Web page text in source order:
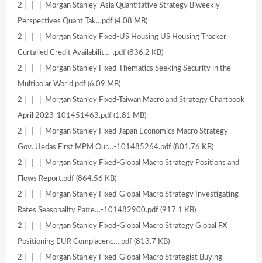
2│ │ │ Morgan Stanley-Asia Quantitative Strategy Biweekly
Perspectives Quant Tak…pdf (4.08 MB)
2│ │ │ Morgan Stanley Fixed-US Housing US Housing Tracker
Curtailed Credit Availabilit…-.pdf (836.2 KB)
2│ │ │ Morgan Stanley Fixed-Thematics Seeking Security in the
Multipolar World.pdf (6.09 MB)
2│ │ │ Morgan Stanley Fixed-Taiwan Macro and Strategy Chartbook
April 2023-101451463.pdf (1.81 MB)
2│ │ │ Morgan Stanley Fixed-Japan Economics Macro Strategy
Gov. Uedas First MPM Our…-101485264.pdf (801.76 KB)
2│ │ │ Morgan Stanley Fixed-Global Macro Strategy Positions and
Flows Report.pdf (864.56 KB)
2│ │ │ Morgan Stanley Fixed-Global Macro Strategy Investigating
Rates Seasonality Patte…-101482900.pdf (917.1 KB)
2│ │ │ Morgan Stanley Fixed-Global Macro Strategy Global FX
Positioning EUR Complacenc….pdf (813.7 KB)
2│ │ │ Morgan Stanley Fixed-Global Macro Strategist Buying